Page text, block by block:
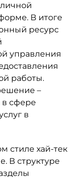
В итоге
ресурс
управления
работы.
–
сфере
в
стиле хай-тек
В структуре